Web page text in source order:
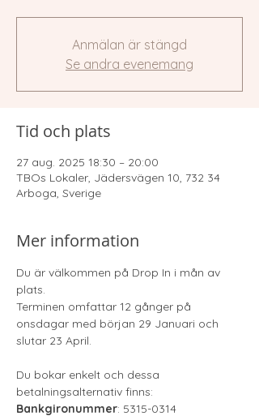
Anmälan är stängd
Se andra evenemang
Tid och plats
27 aug. 2025 18:30 – 20:00
TBOs Lokaler, Jädersvägen 10, 732 34
Arboga, Sverige
Mer information
Du är välkommen på Drop In i mån av
plats.
Terminen omfattar 12 gånger på
onsdagar med början 29 Januari och
slutar 23 April.
Du bokar enkelt och dessa
betalningsalternativ finns:​
Bankgironummer: 5315-0314